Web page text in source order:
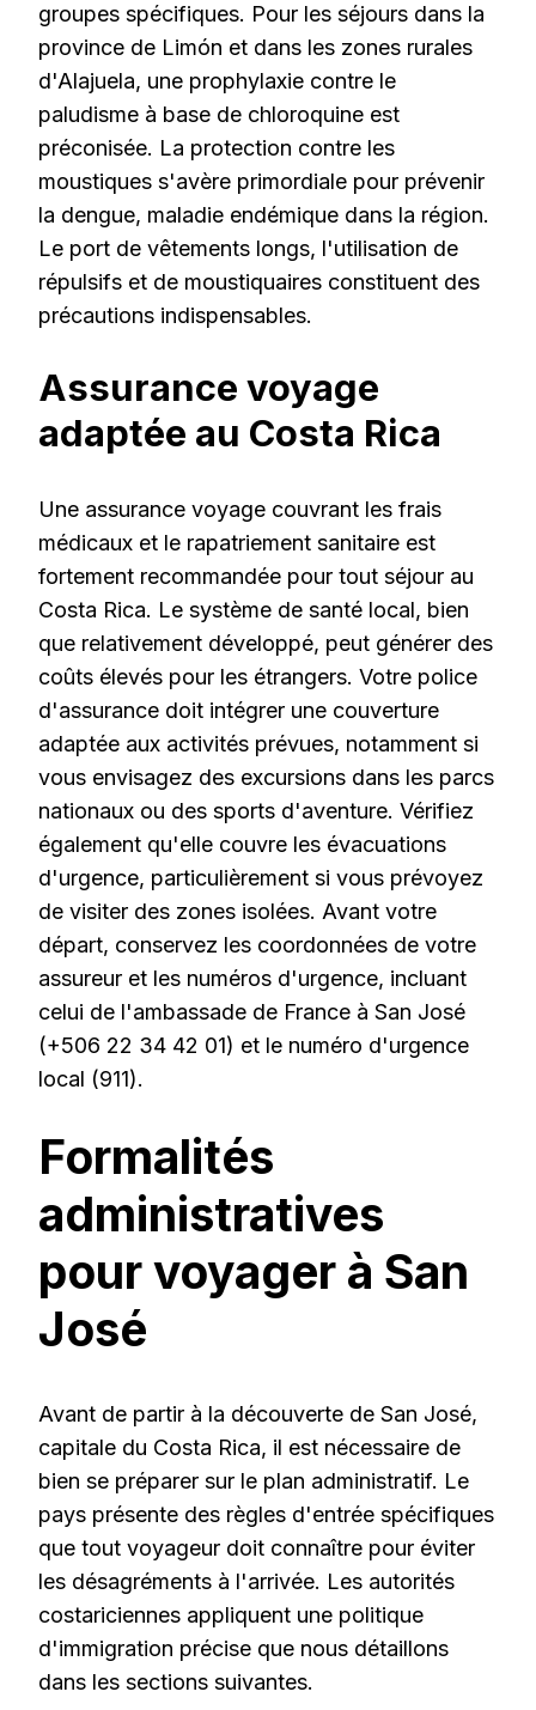
groupes spécifiques. Pour les séjours dans la
province de Limón et dans les zones rurales
d'Alajuela, une prophylaxie contre le
paludisme à base de chloroquine est
préconisée. La protection contre les
moustiques s'avère primordiale pour prévenir
la dengue, maladie endémique dans la région.
Le port de vêtements longs, l'utilisation de
répulsifs et de moustiquaires constituent des
précautions indispensables.
Assurance voyage
adaptée au Costa Rica
Une assurance voyage couvrant les frais
médicaux et le rapatriement sanitaire est
fortement recommandée pour tout séjour au
Costa Rica. Le système de santé local, bien
que relativement développé, peut générer des
coûts élevés pour les étrangers. Votre police
d'assurance doit intégrer une couverture
adaptée aux activités prévues, notamment si
vous envisagez des excursions dans les parcs
nationaux ou des sports d'aventure. Vérifiez
également qu'elle couvre les évacuations
d'urgence, particulièrement si vous prévoyez
de visiter des zones isolées. Avant votre
départ, conservez les coordonnées de votre
assureur et les numéros d'urgence, incluant
celui de l'ambassade de France à San José
(+506 22 34 42 01) et le numéro d'urgence
local (911).
Formalités
administratives
pour voyager à San
José
Avant de partir à la découverte de San José,
capitale du Costa Rica, il est nécessaire de
bien se préparer sur le plan administratif. Le
pays présente des règles d'entrée spécifiques
que tout voyageur doit connaître pour éviter
les désagréments à l'arrivée. Les autorités
costariciennes appliquent une politique
d'immigration précise que nous détaillons
dans les sections suivantes.